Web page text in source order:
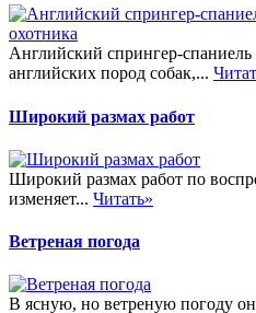
Английский спрингер-
английских пород собак,...
Широкий размах работ
Широкий размах работ по
изменяет... Читать»
Ветреная погода
В ясную, но ветреную погоду